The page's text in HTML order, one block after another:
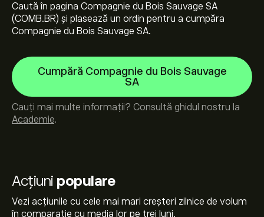
Acțiuni populare
Vezi acțiunile cu cele mai mari creșteri zilnice de volum
în comparație cu media lor pe trei luni.
Caută în pagina Compagnie du Bois Sauvage SA
(COMB.BR) și plasează un ordin pentru a cumpăra
Compagnie du Bois Sauvage SA.
Cumpără Compagnie du Bois Sauvage
SA
Cauți mai multe informații? Consultă ghidul nostru la
Academie.